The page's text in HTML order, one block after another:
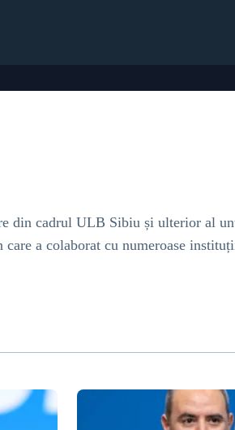
din cadrul ULB Sibiu și ulterior al
a colaborat cu numeroase